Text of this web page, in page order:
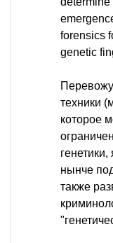
forensics
genetic
техники
которое
нынче
также